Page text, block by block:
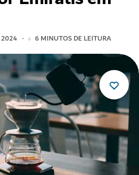
2024 6 MINUTOS DE LEITURA